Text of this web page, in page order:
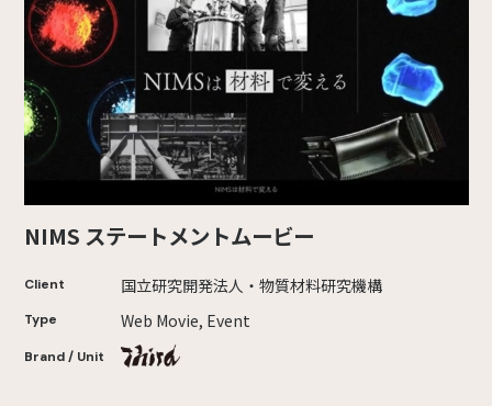
NIMS ステートメントムービー
Client 国立研究開発法人・物質材料研究機構
Type Web Movie, Event
Brand / Unit